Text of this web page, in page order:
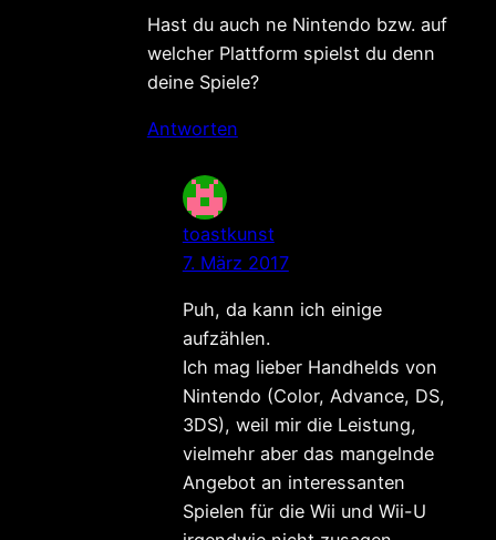
Hast du auch ne Nintendo bzw. auf
welcher Plattform spielst du denn
deine Spiele?
Antworten
toastkunst
7. März 2017
Puh, da kann ich einige
aufzählen.
Ich mag lieber Handhelds von
Nintendo (Color, Advance, DS,
3DS), weil mir die Leistung,
vielmehr aber das mangelnde
Angebot an interessanten
Spielen für die Wii und Wii-U